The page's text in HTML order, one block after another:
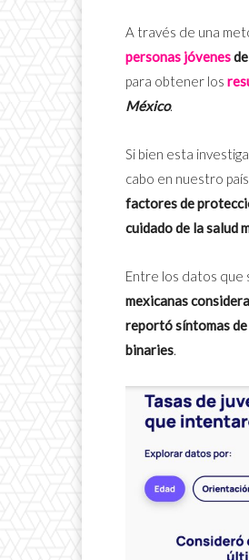
A través de una
personas jóvenes
para obtener los
México.
Si bien esta
cabo en nuestro
factores de
cuidado de la salud
Entre los datos que
mexicanas
reportó síntomas
binaries.